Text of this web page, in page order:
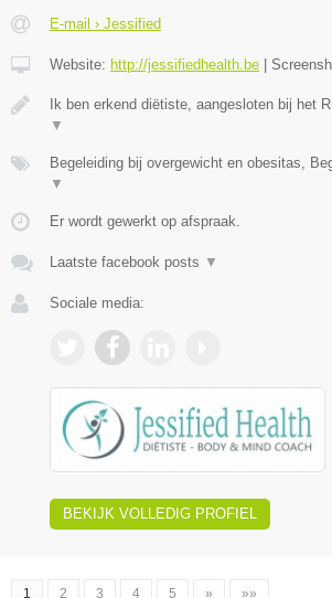
E-mail › Jessified
Website: http://jessifiedhealth.be |
Ik ben erkend diëtiste, aangesloten bij het
▼
Begeleiding bij overgewicht en obesitas,
▼
Er wordt gewerkt op afspraak.
Laatste facebook posts ▼
Sociale media:
BEKIJK VOLLEDIG PROFIEL
1 2 3 4 5 » »»